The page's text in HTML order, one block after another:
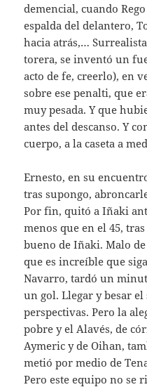
demencial, cuando
espalda del delantero,
hacia atrás,…
torera, se inventó un
acto de fe, creerlo), en
sobre ese penalti, que
muy pesada. Y que
antes del descanso. Y
cuerpo, a la caseta a
Ernesto, en su
tras supongo,
Por fin, quitó a Iñaki
menos que en el 45,
bueno de Iñaki. Malo
que es increíble que
Navarro, tardó un
un gol. Llegar y besar
perspectivas. Pero la
pobre y el Alavés, de
Aymeric y de Oihan,
metió por medio de
Pero este equipo no se